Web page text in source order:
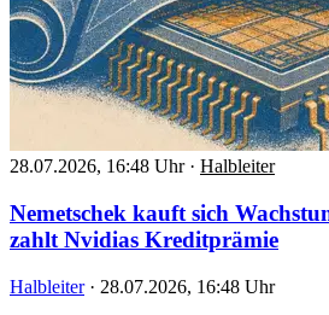
28.07.2026, 16:48 Uhr · Halbleiter
Nemetschek kauft sich
zahlt Nvidias Kreditprämie
Halbleiter · 28.07.2026, 16:48 Uhr